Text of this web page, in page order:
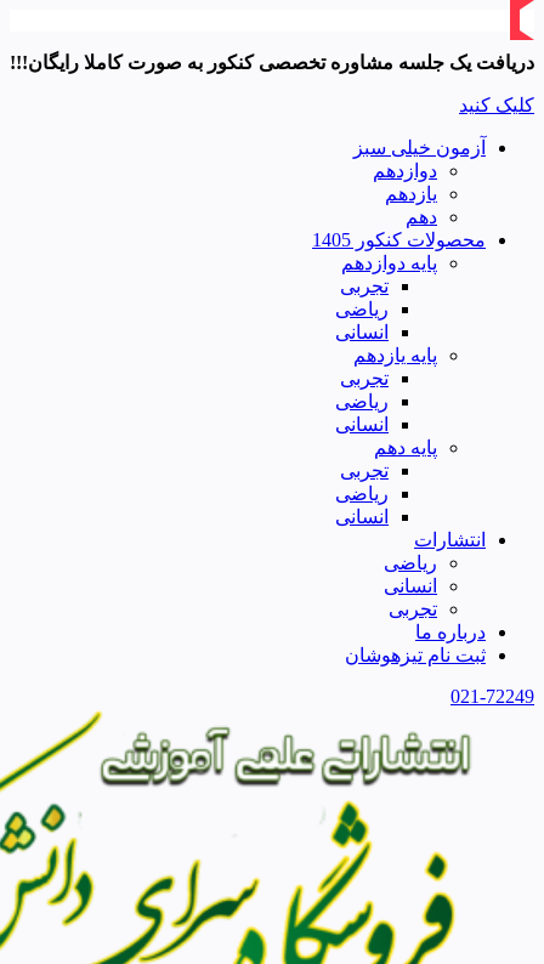
دریافت یک جلسه مشاوره تخصصی کنکور به صورت کاملا رایگان!!!
کلیک کنید
آزمون خیلی سبز
دوازدهم
یازدهم
دهم
محصولات کنکور 1405
پایه دوازدهم
تجربی
ریاضی
انسانی
پایه یازدهم
تجربی
ریاضی
انسانی
پایه دهم
تجربی
ریاضی
انسانی
انتشارات
ریاضی
انسانی
تجربی
درباره ما
ثبت نام تیزهوشان
021-72249